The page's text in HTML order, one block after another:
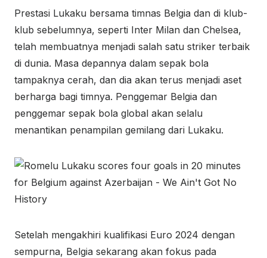
Prestasi Lukaku bersama timnas Belgia dan di klub-
klub sebelumnya, seperti Inter Milan dan Chelsea,
telah membuatnya menjadi salah satu striker terbaik
di dunia. Masa depannya dalam sepak bola
tampaknya cerah, dan dia akan terus menjadi aset
berharga bagi timnya. Penggemar Belgia dan
penggemar sepak bola global akan selalu
menantikan penampilan gemilang dari Lukaku.
Setelah mengakhiri kualifikasi Euro 2024 dengan
sempurna, Belgia sekarang akan fokus pada